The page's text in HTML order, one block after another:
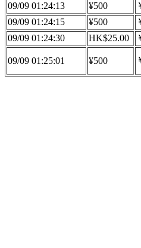
09/09 01:24:13
¥500
09/09 01:24:15
¥500
09/09 01:24:30
HK$25.00
09/09 01:25:01 ¥500